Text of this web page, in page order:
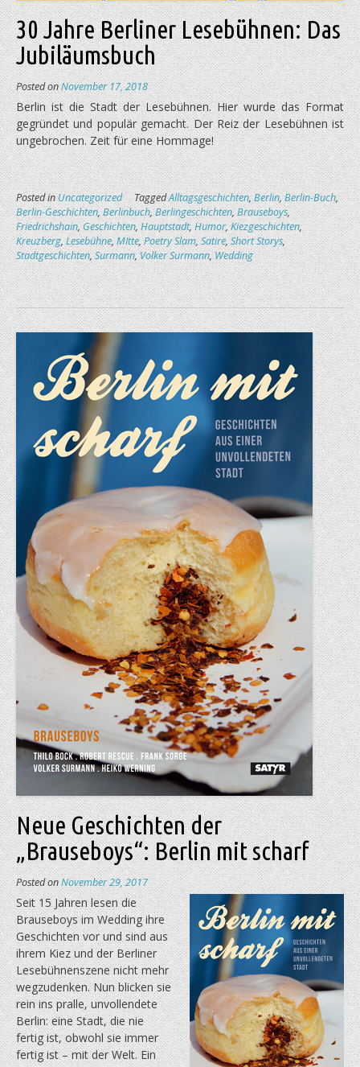
30 Jahre Berliner Lesebühnen: Das
Jubiläumsbuch
Posted onNovember 17, 2018
Berlin ist die Stadt der Lesebühnen. Hier wurde das Format
gegründet und populär gemacht. Der Reiz der Lesebühnen ist
ungebrochen. Zeit für eine Hommage!
Posted inUncategorized TaggedAlltagsgeschichten,Berlin,Berlin-Buch,
Berlin-Geschichten,Berlinbuch,Berlingeschichten,Brauseboys,
Friedrichshain,Geschichten,Hauptstadt,Humor,Kiezgeschichten,
Kreuzberg,Lesebühne,MItte,Poetry Slam,Satire,Short Storys,
Stadtgeschichten,Surmann,Volker Surmann,Wedding
Neue Geschichten der
„Brauseboys“: Berlin mit scharf
Posted onNovember 29, 2017
Seit 15 Jahren lesen die
Brauseboys im Wedding ihre
Geschichten vor und sind aus
ihrem Kiez und der Berliner
Lesebühnenszene nicht mehr
wegzudenken. Nun blicken sie
rein ins pralle, unvollendete
Berlin: eine Stadt, die nie
fertig ist, obwohl sie immer
fertig ist – mit der Welt. Ein